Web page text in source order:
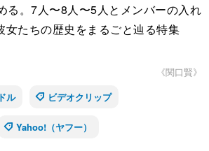
る。7人〜8人〜5人とメンバーの入れ
女たちの歴史をまるごと辿る特集
《関口賢》
ル ビデオクリップ
Yahoo!（ヤフー）